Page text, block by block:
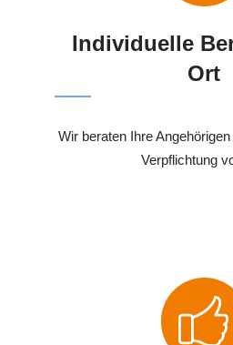
Individuelle
Ort
Wir beraten Ihre
Verpflichtung